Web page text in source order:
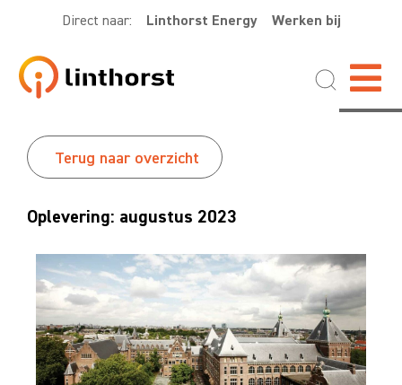
Direct naar: Linthorst Energy Werken bij
Terug naar overzicht
Oplevering: augustus 2023